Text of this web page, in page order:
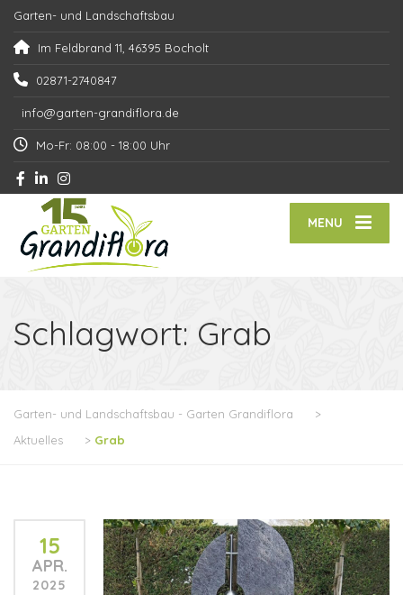
Garten- und Landschaftsbau
Im Feldbrand 11, 46395 Bocholt
02871-2740847
info@garten-grandiflora.de
Mo-Fr: 08:00 - 18:00 Uhr
MENU
Schlagwort: Grab
Garten- und Landschaftsbau - Garten Grandiflora
>
Aktuelles
> Grab
15
APR.
2025